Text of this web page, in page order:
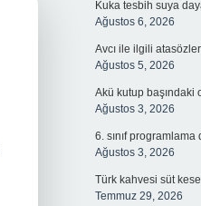
Kuka tesbih suya
Ağustos 6, 2026
Avcı ile ilgili
Ağustos 5, 2026
Akü kutup başındaki
Ağustos 3, 2026
6. sınıf
Ağustos 3, 2026
Türk kahvesi süt
Temmuz 29, 2026